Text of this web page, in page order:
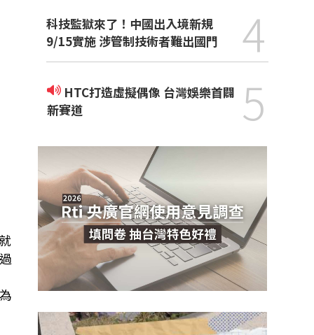
科技監獄來了！中國出入境新規
9/15實施 涉管制技術者難出國門
4
新賽道
5